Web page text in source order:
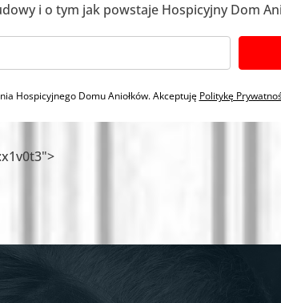
i o tym jak powstaje Hospicyjny Dom
Hospicyjnego Domu Aniołków. Akceptuję Politykę